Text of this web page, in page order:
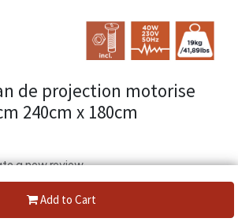
Add to Cart
de projection motorise
240cm x 180cm
a new review
projection